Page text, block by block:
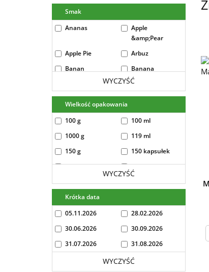
Smak
Ananas
Apple
&amp;Pear
Apple Pie
Arbuz
Banan
Banana
bezsmakowe
biała czekolada
black biscuit
Black Currant
Black currant -
400g
Blueberry
Blueberry - lime
Brzoskwinia
Bubble Gum
Burbon Vanilla
burbon-vanilla
Caffee Latte
Hazelnut ice
cream
Caramel Ice
Cream
Carmel-
Cappucino
carmel-capucino
Cherry
WYCZYŚĆ
Wielkość opakowania
100 g
100 ml
1000 g
119 ml
150 g
150 kapsułek
250 g
250 ml
30 kapsułek
300 g
30g
400 g
50 g
500 g
500 ml
60 tabletek
700 g
237 ml
WYCZYŚĆ
Krótka data
05.11.2026
28.02.2026
30.06.2026
30.09.2026
31.07.2026
31.08.2026
WYCZYŚĆ